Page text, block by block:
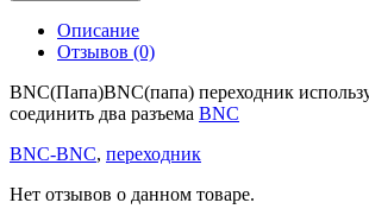
Описание
Отзывов (0)
BNC(Папа)BNC(папа) переходник
соединить два разъема BNC
BNC-BNC, переходник
Нет отзывов о данном товаре.